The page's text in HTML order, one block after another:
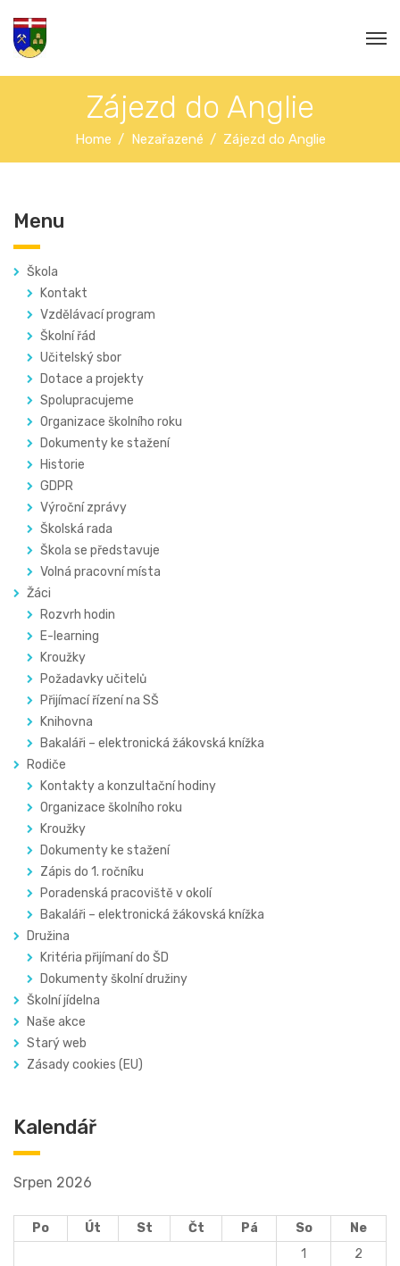
Zájezd do Anglie
Home Nezařazené Zájezd do Anglie
Menu
Škola
Kontakt
Vzdělávací program
Školní řád
Učitelský sbor
Dotace a projekty
Spolupracujeme
Organizace školního roku
Dokumenty ke stažení
Historie
GDPR
Výroční zprávy
Školská rada
Škola se představuje
Volná pracovní místa
Žáci
Rozvrh hodin
E-learning
Kroužky
Požadavky učitelů
Přijímací řízení na SŠ
Knihovna
Bakaláři – elektronická žákovská knížka
Rodiče
Kontakty a konzultační hodiny
Organizace školního roku
Kroužky
Dokumenty ke stažení
Zápis do 1. ročníku
Poradenská pracoviště v okolí
Bakaláři – elektronická žákovská knížka
Družina
Kritéria přijímaní do ŠD
Dokumenty školní družiny
Školní jídelna
Naše akce
Starý web
Zásady cookies (EU)
Kalendář
Srpen 2026
Po Út St Čt Pá So
Ne
1
2